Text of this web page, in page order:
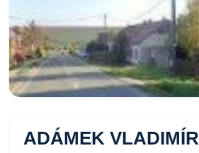
ADÁMEK VLADIMÍR